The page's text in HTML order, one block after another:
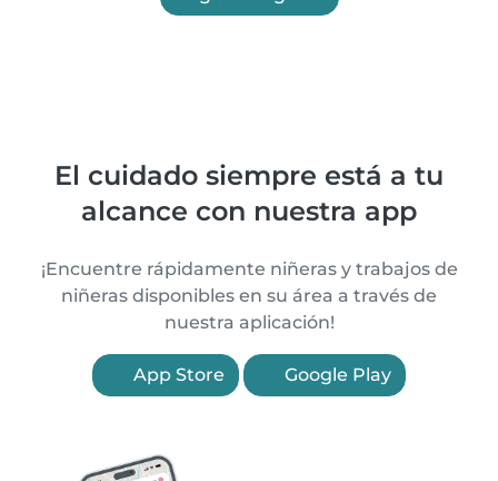
El cuidado siempre está a tu
alcance con nuestra app
¡Encuentre rápidamente niñeras y trabajos de
niñeras disponibles en su área a través de
nuestra aplicación!
App Store Google Play